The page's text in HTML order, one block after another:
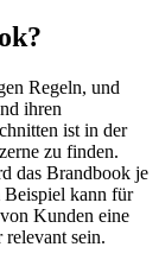
Regeln, und
ihren
ist in der
zu finden.
das Brandbook je
Beispiel kann für
Kunden eine
sein.